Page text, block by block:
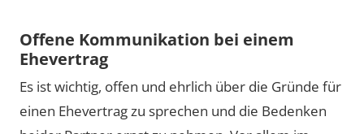
Offene Kommunikation bei einem
Ehevertrag
Es ist wichtig, offen und ehrlich über die Gründe für
einen Ehevertrag zu sprechen und die Bedenken